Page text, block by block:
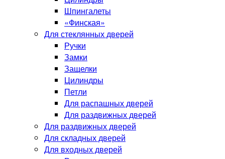
Шпингалеты
«Финская»
Для стеклянных дверей
Ручки
Замки
Защелки
Цилиндры
Петли
Для распашных дверей
Для раздвижных дверей
Для раздвижных дверей
Для складных дверей
Для входных дверей